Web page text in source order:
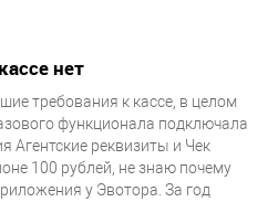
нет
требования к кассе, в целом
функционала подключала
Агентские реквизиты и Чек
100 рублей, не знаю почему
у Эвотора. За год